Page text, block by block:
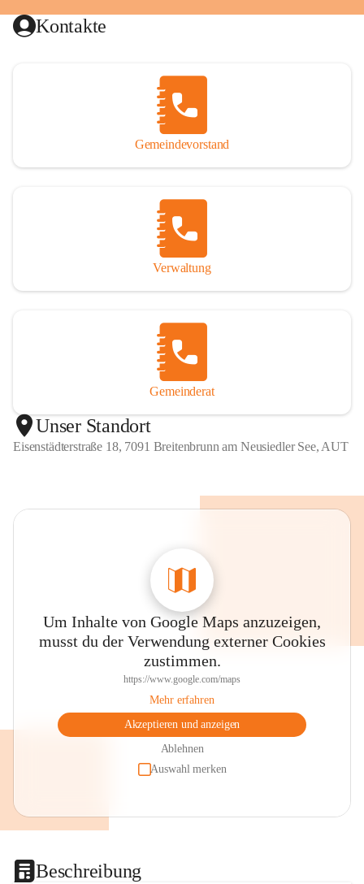
Kontakte
Gemeindevorstand
Verwaltung
Gemeinderat
Unser Standort
Eisenstädterstraße 18, 7091 Breitenbrunn am Neusiedler See, AUT
Um Inhalte von Google Maps anzuzeigen,
musst du der Verwendung externer Cookies
zustimmen.
https://www.google.com/maps
Mehr erfahren
Akzeptieren und anzeigen
Ablehnen
Auswahl merken
Beschreibung